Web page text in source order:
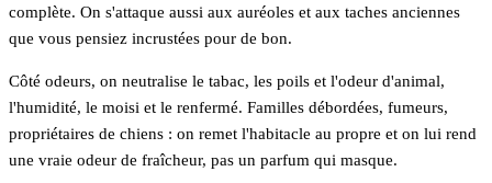
complète. On s'attaque aussi aux auréoles et aux taches anciennes
que vous pensiez incrustées pour de bon.
Côté odeurs, on neutralise le tabac, les poils et l'odeur d'animal,
l'humidité, le moisi et le renfermé. Familles débordées, fumeurs,
propriétaires de chiens : on remet l'habitacle au propre et on lui rend
une vraie odeur de fraîcheur, pas un parfum qui masque.